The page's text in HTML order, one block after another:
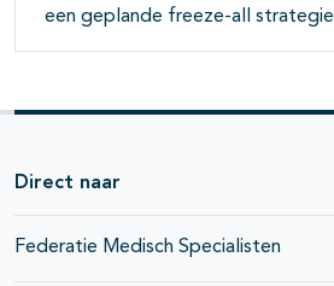
een geplande freeze-all strategie
Direct naar
Federatie Medisch Specialisten